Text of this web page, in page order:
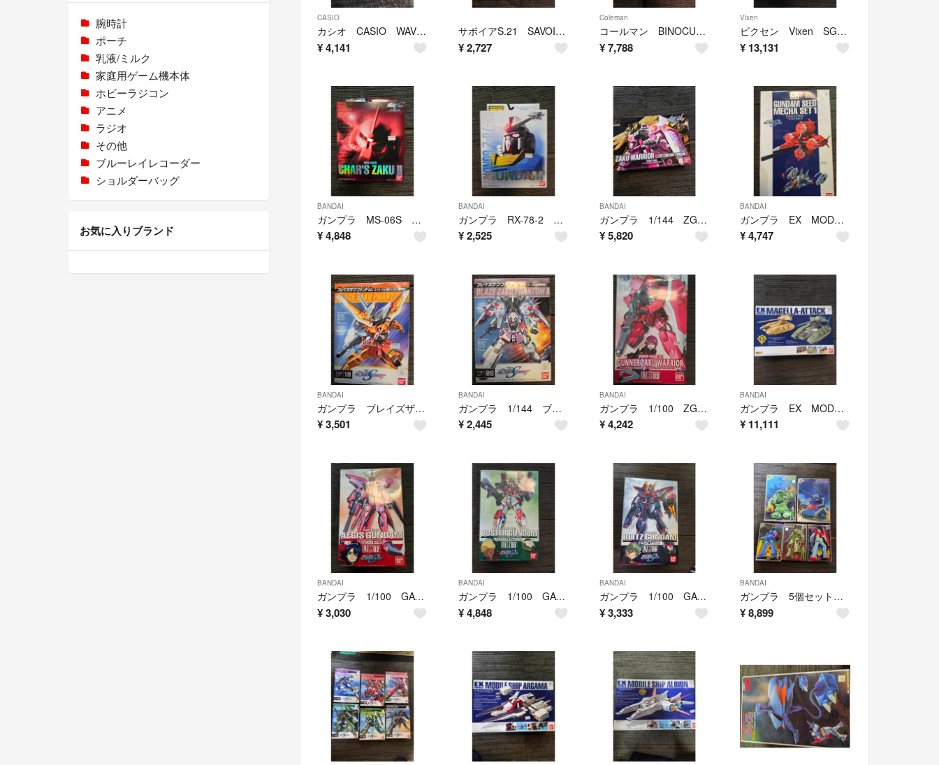
CASIO
カシオ CASIO WAVE CEPTER ウエーブセプター 電源確認済み
¥4,141
サボイアS.21 SAVOIA S.21 1/48 Finemolds 未組立品 紅の豚
¥2,727
Coleman
コールマン BINOCULARS H6ｘ21WP Forest waterproof Vixen ビクセン 双眼鏡 Coleman
¥ 7,788
Vixen
ビクセン Vixen SG 2.1X42 シリーズ 恐らく未使用品
¥ 13,131
BANDAI
ガンプラ MS-06S シャア専用ザク エクステンドモビルスーツアクション 未開封品 バンダイ
¥4,848
BANDAI
ガンプラ RX-78-2 GUNDAM エクステンド モビルスーツ アクション 未開封品 バンダイ
¥2,525
BANDAI
ガンプラ 1/144 ZGMF-1000 ZAKU WARRIOR LIVE CONSERT VERSION 未開封品 バンダイ
¥ 5,820
BANDAI
ガンプラ EX MODEL 1/144 ガンダムシード メカセット1 GUNDAM SEED MECHA SET1 未組立
¥4,747
BANDAI
ガンプラ ブレイズザクファントム ハイネヴェステンフルス専用機 1/144 BLAZE ZAKU PHANTOM 未開封品
¥3,501
BANDAI
ガンプラ 1/144 ブレイズザクファントム レイザバレル専用機 BLAZE ZAKU PHANTOM 未開封品 バンダイ
¥2,445
BANDAI
ガンプラ 1/100 ZGMF-1000/A1 ガナーザクウォーリアルナマリアホーク専用機 GUNNER ZAKU WARRIOR
¥ 4,242
BANDAI
ガンプラ EX MODEL MAGELLA-ATTACK 1/144 マセラ アタック バンダイ 未開封品
¥ 11,111
BANDAI
ガンプラ 1/100 GAT-X303 イージスガンダム AEGIS GUNDAM ATHRUN ZALA 未開封品 バンダイ
¥3,030
BANDAI
ガンプラ 1/100 GAT-X103 バスターガンダム BUSTER GUNDAM DEARKA ELTHMAN 未開封品
¥4,848
BANDAI
ガンプラ 1/100 GAT-X207 ブリッツガンダム BLITZ GUNDAM NICOL AMARFI 未組立 バンダイ
¥ 3,333
BANDAI
ガンプラ 5個セット バンダイ 未開封品と未組立
¥8,899
腕時計
ポーチ
乳液/ミルク
家庭用ゲーム機本体
ホビーラジコン
アニメ
ラジオ
その他
ブルーレイレコーダー
ショルダーバッグ
お気に入りブランド